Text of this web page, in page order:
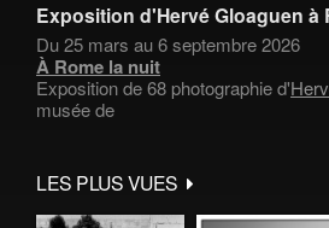
Exposition d'Hervé Gloaguen à
Du 25 mars au 6 septembre 2026
À Rome la nuit
Exposition de 68 photographie d'
musée de
LES PLUS VUES